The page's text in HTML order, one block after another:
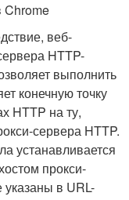
Chrome
веб-
HTTP-
выполнить
конечную точку
HTTP на ту,
сервера HTTP.
устанавливается
прокси-
в URL-